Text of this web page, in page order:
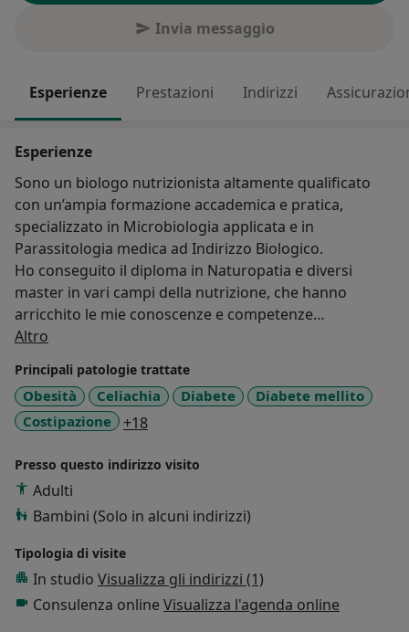
Invia messaggio
Esperienze Prestazioni Indirizzi
Esperienze
Sono un biologo nutrizionista altamente qualificato
con un’ampia formazione accademica e pratica,
specializzato in Microbiologia applicata e in
Parassitologia medica ad Indirizzo Biologico.
Ho conseguito il diploma in Naturopatia e diversi
master in vari campi della nutrizione, che hanno
arricchito le mie conoscenze e competenze
scientifiche.
efficaci, impegnandomi per il benessere dei miei
pazienti attraverso l'integrazione con un approccio
Naturale e Olistico.
nutrizionali basate sulle moderne acquisizioni
scientifiche, offrendo ai miei pazienti anche un
sostegno emotivo durante tutto il percorso di salute
Ho arricchito ulteriormente le mie competenze
scientifiche attraverso il conseguimento di vari master
in diverse aree della nutrizione, tra cui
Altro
Principali patologie trattate
Obesità Celiachia Diabete
Diabete mellito
Costipazione
+18a11y_sr_more_diseases
Presso questo indirizzo visito
Adulti
Bambini (Solo in alcuni indirizzi)
Tipologia di visite
In studio Visualizza gli indirizzi (1)
Consulenza online Visualizza l'agenda online